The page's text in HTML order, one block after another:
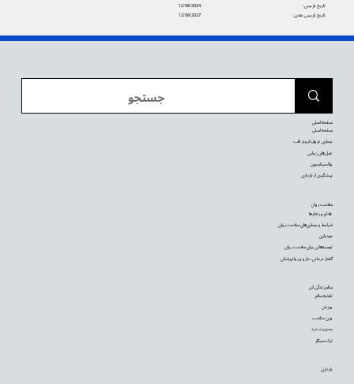
12/08/2024
تاریخ بازبینی:
12/08/2027
تاریخ بازبینی بعدی:
بارداری
سالم زندگی کن
تغذیه سالم
ورزش
وزن مناسب
مدیریت درد
ترک سیگار
سلامت روان
علائم و رفتارها
شرایط و بیماری‌های سلامت روان
خودیاری
توصیه‌‌هایی برای سلامت روان
گفتار درمانی، دارو و روانپزشکی
صفحه اصلی
صفحه اصلی
بیماری عروق کرونر قلب
عمل‌های زیبایی
واکسیناسیون
پیشگیری از بارداری